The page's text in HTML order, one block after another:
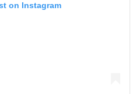
on Instagram